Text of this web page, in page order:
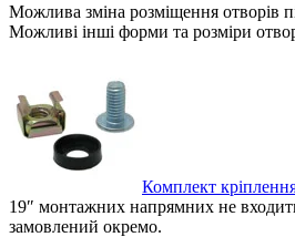
Можлива зміна розміщення отворів
Можливі інші форми та розміри
Комплект
19″ монтажних напрямних не
замовлений окремо.